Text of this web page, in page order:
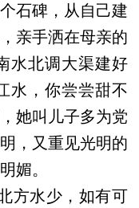
石碑，从自己建
亲手洒在母亲的
水北调大渠建好
水，你尝尝甜不
她叫儿子多为党
，又重见光明的
媚。
方水少，如有可